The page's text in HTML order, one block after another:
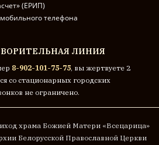
(ЕРИП)
телефона
ЛИНИЯ
8-902-101-75-75, вы жертвуете 2
со стационарных городских
не ограничено.
храма Божией Матери «Всецарица»
Белорусской Православной Церкви